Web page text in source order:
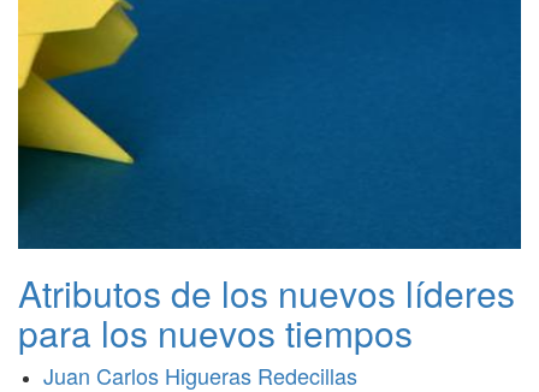
Atributos de los nuevos líderes
para los nuevos tiempos
Juan Carlos Higueras Redecillas